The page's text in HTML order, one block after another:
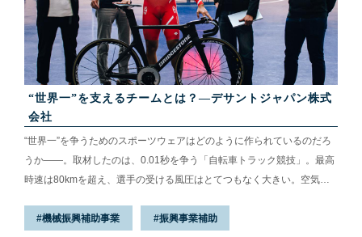
“世界一”を支えるチームとは？—デサントジャパン株式
会社
“世界一”を争うためのスポーツウェアはどのように作られているのだろ
うか——。取材したのは、0.01秒を争う「自転車トラック競技」。最高
時速は80kmを超え、選手の受ける風圧はとてつもなく大きい。空気抵
競争にしのぎを削っている。東京五輪のメダル獲得に向け、日本選手団
機械振興補助事業 振興事業補助